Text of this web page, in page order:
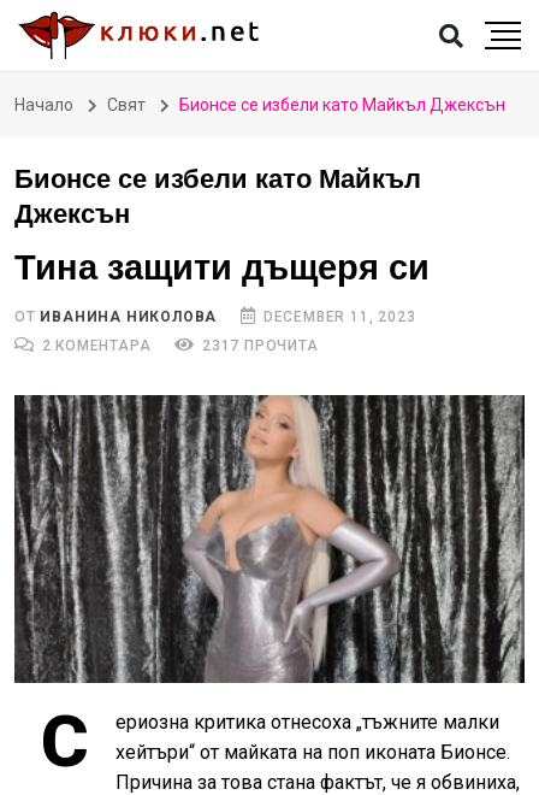
Начало Свят Бионсе се избели като Майкъл Джексън
Бионсе се избели като Майкъл
Джексън
Тина защити дъщеря си
ОТ ИВАНИНА НИКОЛОВА
DECEMBER 11, 2023
2 КОМЕНТАРА
2317 ПРОЧИТА
С
ериозна критика отнесоха „тъжните малки
хейтъри“ от майката на поп иконата Бионсе.
Причина за това стана фактът, че я обвиниха,